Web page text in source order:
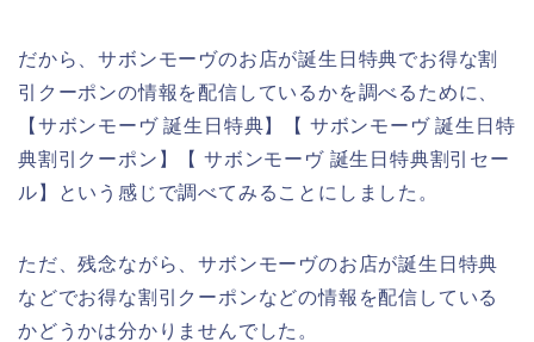
だから、サボンモーヴのお店が誕生日特典でお得な割
引クーポンの情報を配信しているかを調べるために、
【サボンモーヴ 誕生日特典】【 サボンモーヴ 誕生日特
典割引クーポン】【 サボンモーヴ 誕生日特典割引セー
ル】という感じで調べてみることにしました。
ただ、残念ながら、サボンモーヴのお店が誕生日特典
などでお得な割引クーポンなどの情報を配信している
かどうかは分かりませんでした。